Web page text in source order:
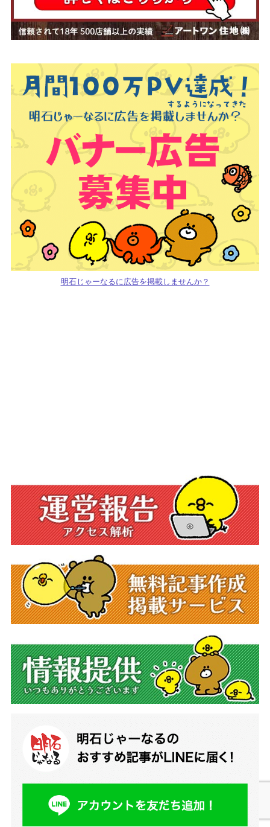
明石じゃーなるに広告を掲載しませんか？